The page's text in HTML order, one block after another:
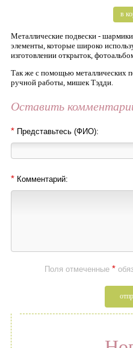
в
Металлические подвески -
элементы, которые широко
изготовлении открыток,
Так же с помощью металлических
ручной работы, мишек Тэдди.
Оставить
* Представьтесь (ФИО):
* Комментарий:
Поля отмеченные *